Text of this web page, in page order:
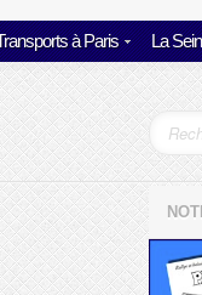
à Paris La